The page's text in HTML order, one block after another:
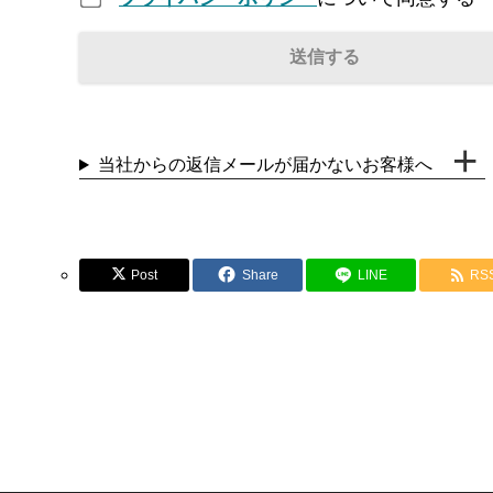
当社からの返信メールが届かないお客様へ
Post Share LINE